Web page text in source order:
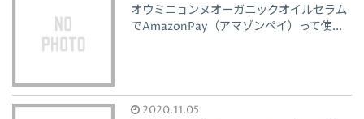
オウミニョンヌオーガニックオイルセラム
でAmazonPay（アマゾンペイ）って使...
2020.11.05